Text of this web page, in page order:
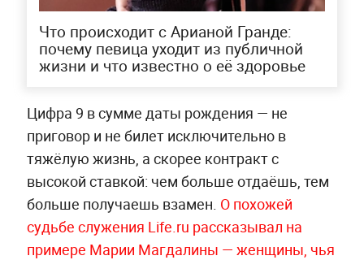
Что происходит с Арианой Гранде:
почему певица уходит из публичной
жизни и что известно о её здоровье
Цифра 9 в сумме даты рождения — не
приговор и не билет исключительно в
тяжёлую жизнь, а скорее контракт с
высокой ставкой: чем больше отдаёшь, тем
больше получаешь взамен. О похожей
судьбе служения Life.ru рассказывал на
примере Марии Магдалины — женщины, чья